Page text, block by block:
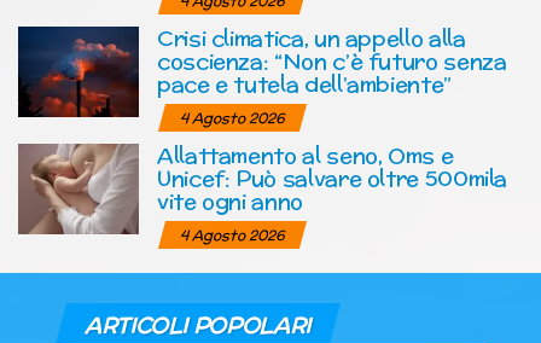
Crisi climatica, un appello alla
coscienza: “Non c’è futuro senza
pace e tutela dell’ambiente”
4 Agosto 2026
Allattamento al seno, Oms e
Unicef: Può salvare oltre 500mila
vite ogni anno
4 Agosto 2026
ARTICOLI POPOLARI